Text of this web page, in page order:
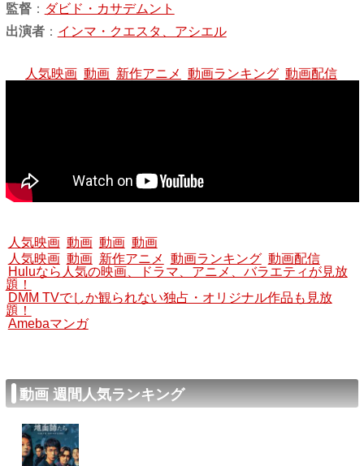
監督： ダビド・カサデムント
出演者： インマ・クエスタ、アシエル
人気映画 動画 新作アニメ 動画ランキング 動画配信
人気映画 動画 動画 動画
人気映画 動画 新作アニメ 動画ランキング 動画配信
Huluなら人気の映画、ドラマ、アニメ、バラエティが見放
題！
DMM TVでしか観られない独占・オリジナル作品も見放
題！
Amebaマンガ
動画 週間人気ランキング